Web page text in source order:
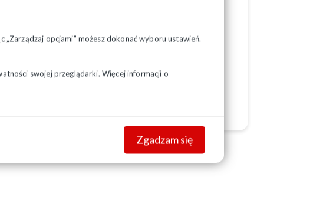
„Zarządzaj opcjami” możesz dokonać wyboru ustawień.
swojej przeglądarki. Więcej informacji o
Zgadzam się
działalność gospodarczą